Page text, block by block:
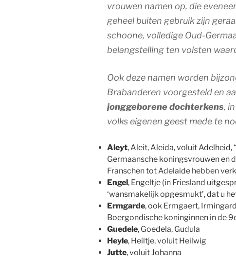
vrouwen namen op, die
geheel buiten gebruik zijn
schoone, volledige Oud-
belangstelling ten volsten
Ook deze namen worden
Brabanderen voorgesteld en
jonggeborene dochterkens,
volks eigenen geest mede te
Aleyt, Aleit, Aleida, voluit
Germaansche koningsvrouwen en
Franschen tot Adelaide hebben
Engel, Engeltje (in Friesland
‘wansmakelijk opgesmukt’, dat u
Ermgarde, ook Ermgaert,
Boergondische koninginnen in de
Guedele, Goedela, Gudula
Heyle, Heiltje, voluit Heilwig
Jutte, voluit Johanna